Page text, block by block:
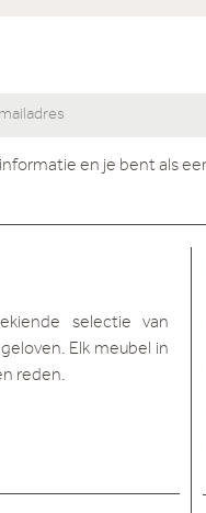
en je bent als
selectie van
Elk meubel in
reden.